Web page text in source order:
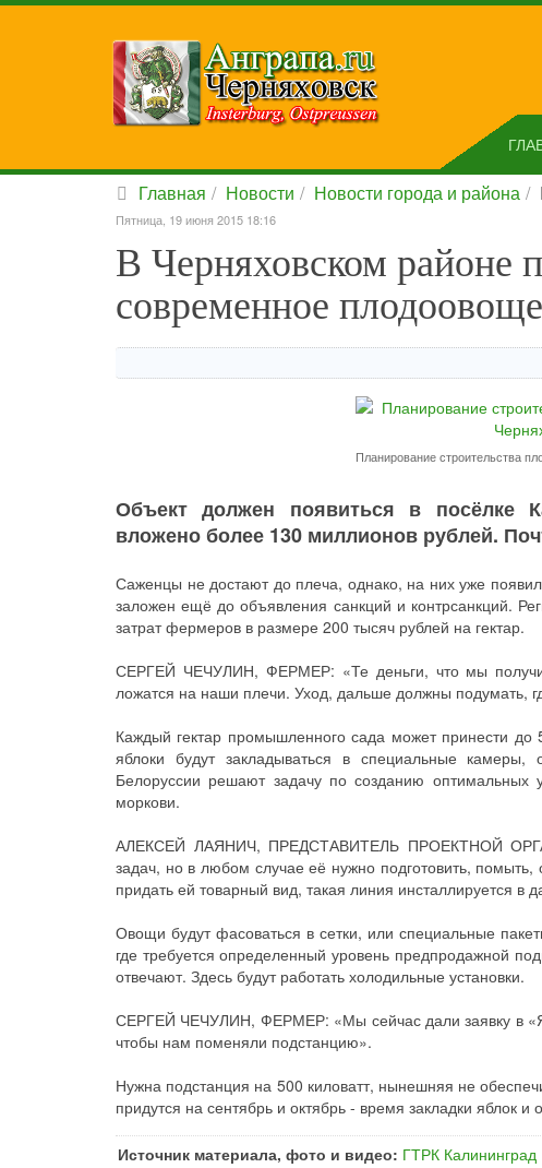
Главная Новости Новости города и района
Пятница, 19 июня 2015 18:16
В Черняховском районе
современное
Планирование строительства
Объект должен появиться в посёлке
вложено более 130 миллионов рублей.
Саженцы не достают до плеча, однако, на них уже
заложен ещё до объявления санкций и контрсанкций.
затрат фермеров в размере 200 тысяч рублей на гектар.
СЕРГЕЙ ЧЕЧУЛИН, ФЕРМЕР: «Те деньги, что мы
ложатся на наши плечи. Уход, дальше должны подумать,
Каждый гектар промышленного сада может принести до
яблоки будут закладываться в специальные
Белоруссии решают задачу по созданию оптимальных
моркови.
АЛЕКСЕЙ ЛАЯНИЧ, ПРЕДСТАВИТЕЛЬ ПРОЕКТНОЙ
задач, но в любом случае её нужно подготовить, помыть,
придать ей товарный вид, такая линия инсталлируется в
Овощи будут фасоваться в сетки, или специальные
где требуется определенный уровень предпродажной
отвечают. Здесь будут работать холодильные установки.
СЕРГЕЙ ЧЕЧУЛИН, ФЕРМЕР: «Мы сейчас дали заявку в
чтобы нам поменяли подстанцию».
Нужна подстанция на 500 киловатт, нынешняя не
придутся на сентябрь и октябрь - время закладки яблок
Источник материала, фото и видео: ГТРК Калининград